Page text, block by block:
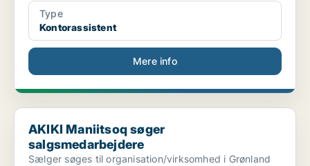
Type
Kontorassistent
Mere info
AKIKI Maniitsoq søger salgsmedarbejdere
AKIKI Maniitsoq søger
salgsmedarbejdere
Sælger søges til organisation/virksomhed i Grønland